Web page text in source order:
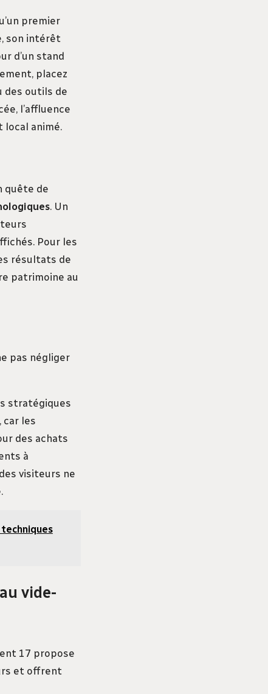
premier
son intérêt
d’un stand
placez
des outils de
l’affluence
animé.
quête de
. Un
Pour les
résultats de
patrimoine au
pas négliger
stratégiques
car les
des achats
à
visiteurs ne
vide-
17 propose
et offrent